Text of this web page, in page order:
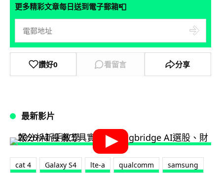
更多精彩文章每日送到電子郵箱📮
讚好0 看留言 分享
最新影片
cat 4 Galaxy S4 lte-a qualcomm samsung